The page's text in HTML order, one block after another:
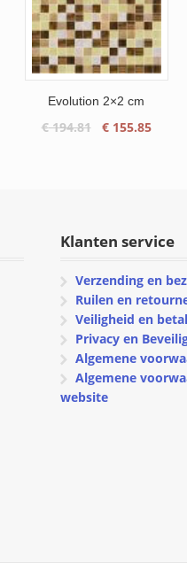
Evolution 2×2 cm
€194.81
Oorspronkelijke
€ 155.85
Klanten service
Verzending en
Ruilen en
Veiligheid en
Privacy en
Algemene
Algemene
website